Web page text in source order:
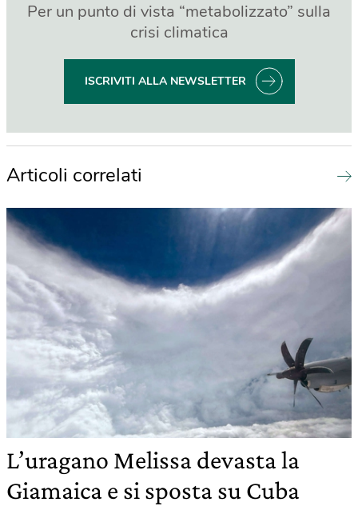
Per un punto di vista “metabolizzato” sulla
crisi climatica
ISCRIVITI ALLA NEWSLETTER
Articoli correlati
L’uragano Melissa devasta la
Giamaica e si sposta su Cuba